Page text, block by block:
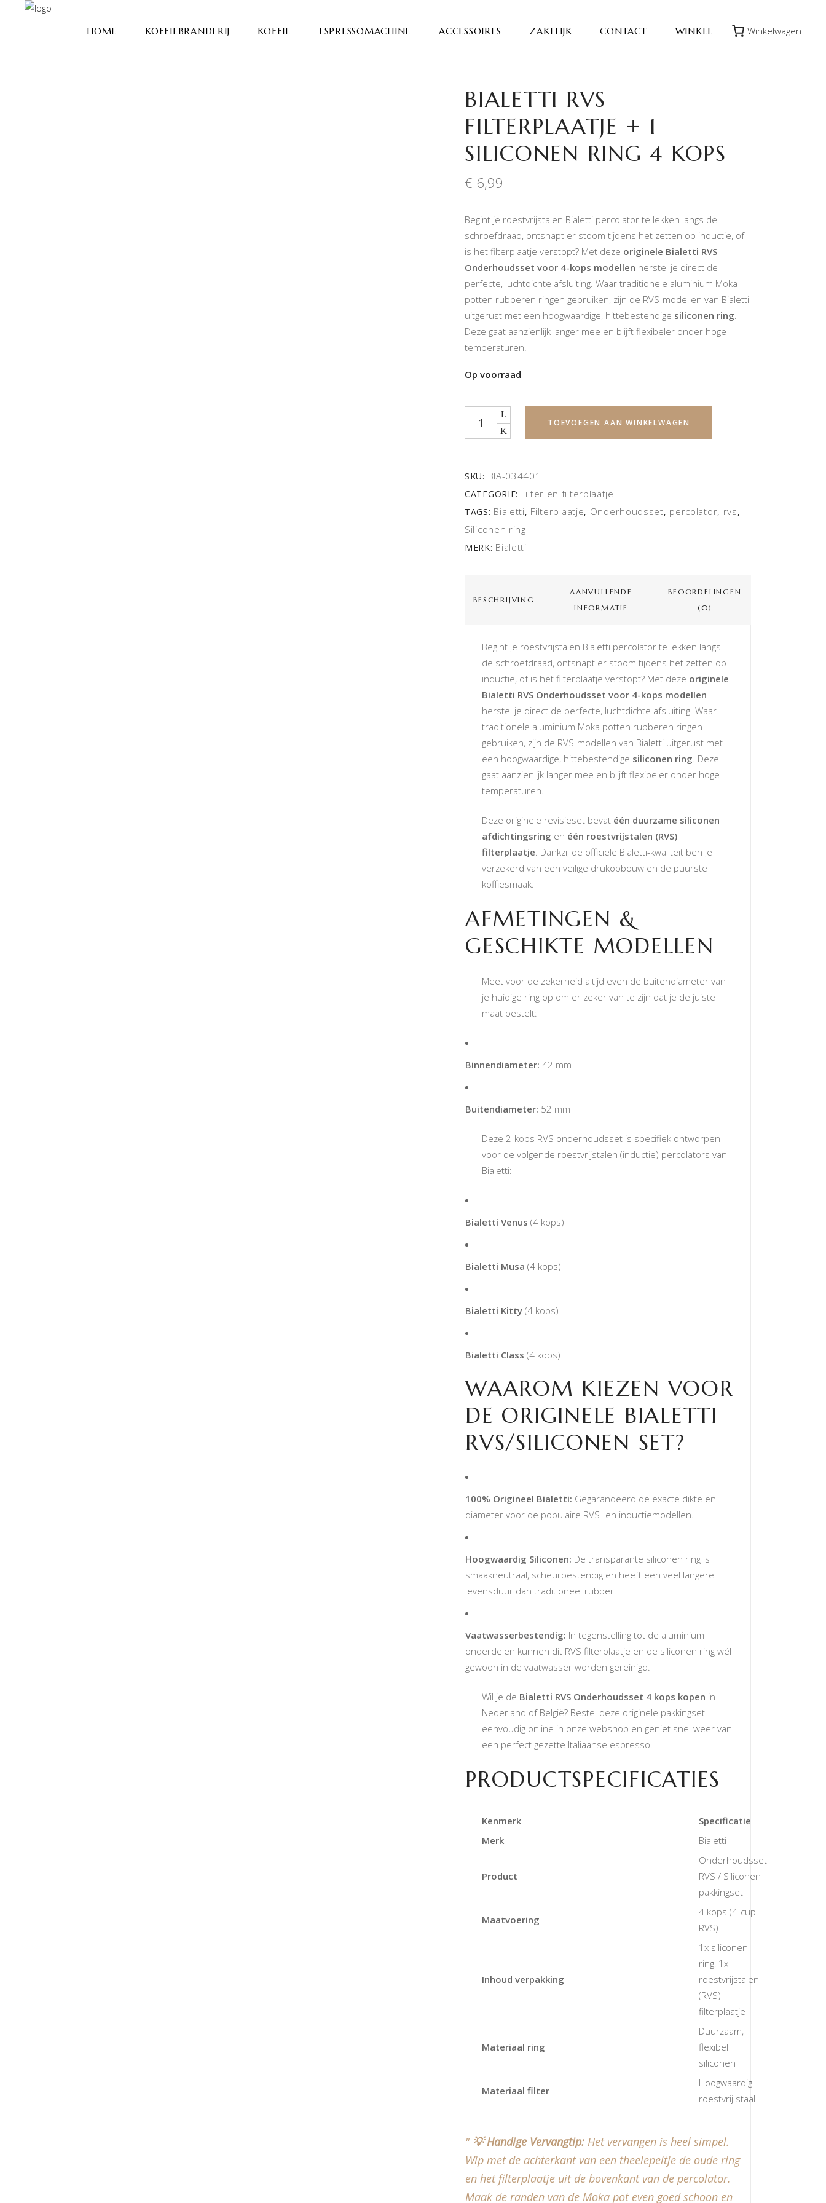
HOME KOFFIEBRANDERIJ KOFFIE ESPRESSOMACHINE ACCESSOIRES ZAKELIJK CONTACT WINKEL Winkelwagen
BIALETTI RVS
FILTERPLAATJE + 1
SILICONEN RING 4 KOPS
€ 6,99
Begint je roestvrijstalen Bialetti percolator te lekken langs de
schroefdraad, ontsnapt er stoom tijdens het zetten op inductie, of
is het filterplaatje verstopt? Met deze originele Bialetti RVS
Onderhoudsset voor 4-kops modellen herstel je direct de
perfecte, luchtdichte afsluiting. Waar traditionele aluminium Moka
potten rubberen ringen gebruiken, zijn de RVS-modellen van Bialetti
uitgerust met een hoogwaardige, hittebestendige siliconen ring.
Deze gaat aanzienlijk langer mee en blijft flexibeler onder hoge
temperaturen.
Op voorraad
TOEVOEGEN AAN WINKELWAGEN
SKU: BIA-034401
CATEGORIE: Filter en filterplaatje
TAGS: Bialetti, Filterplaatje, Onderhoudsset, percolator, rvs,
Siliconen ring
MERK: Bialetti
BESCHRIJVING
AANVULLENDE
INFORMATIE
BEOORDELINGEN
(0)
Begint je roestvrijstalen Bialetti percolator te lekken langs
de schroefdraad, ontsnapt er stoom tijdens het zetten op
inductie, of is het filterplaatje verstopt? Met deze originele
Bialetti RVS Onderhoudsset voor 4-kops modellen
herstel je direct de perfecte, luchtdichte afsluiting. Waar
traditionele aluminium Moka potten rubberen ringen
gebruiken, zijn de RVS-modellen van Bialetti uitgerust met
een hoogwaardige, hittebestendige siliconen ring. Deze
gaat aanzienlijk langer mee en blijft flexibeler onder hoge
temperaturen.
Deze originele revisieset bevat één duurzame siliconen
afdichtingsring en één roestvrijstalen (RVS)
filterplaatje. Dankzij de officiële Bialetti-kwaliteit ben je
verzekerd van een veilige drukopbouw en de puurste
koffiesmaak.
AFMETINGEN &
GESCHIKTE MODELLEN
Meet voor de zekerheid altijd even de buitendiameter van
je huidige ring op om er zeker van te zijn dat je de juiste
maat bestelt:
Binnendiameter: 42 mm
Buitendiameter: 52 mm
Deze 2-kops RVS onderhoudsset is specifiek ontworpen
voor de volgende roestvrijstalen (inductie) percolators van
Bialetti:
Bialetti Venus (4 kops)
Bialetti Musa (4 kops)
Bialetti Kitty (4 kops)
Bialetti Class (4 kops)
WAAROM KIEZEN VOOR
DE ORIGINELE BIALETTI
RVS/SILICONEN SET?
100% Origineel Bialetti: Gegarandeerd de exacte dikte en
diameter voor de populaire RVS- en inductiemodellen.
Hoogwaardig Siliconen: De transparante siliconen ring is
smaakneutraal, scheurbestendig en heeft een veel langere
levensduur dan traditioneel rubber.
Vaatwasserbestendig: In tegenstelling tot de aluminium
onderdelen kunnen dit RVS filterplaatje en de siliconen ring wél
gewoon in de vaatwasser worden gereinigd.
Wil je de Bialetti RVS Onderhoudsset 4 kops kopen in
Nederland of België? Bestel deze originele pakkingset
eenvoudig online in onze webshop en geniet snel weer van
een perfect gezette Italiaanse espresso!
PRODUCTSPECIFICATIES
Kenmerk
Specificatie
Merk
Bialetti
Product
Onderhoudsset
RVS / Siliconen
pakkingset
Maatvoering
4 kops (4-cup
RVS)
Inhoud verpakking
1x siliconen
ring, 1x
roestvrijstalen
(RVS)
filterplaatje
Materiaal ring
Duurzaam,
flexibel
siliconen
Materiaal filter
Hoogwaardig
roestvrij staal
💡 Handige Vervangtip: Het vervangen is heel simpel.
Wip met de achterkant van een theelepeltje de oude ring
en het filterplaatje uit de bovenkant van de percolator.
Maak de randen van de Moka pot even goed schoon en